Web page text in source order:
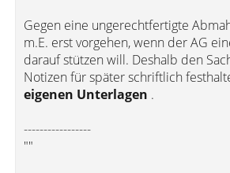
Gegen eine ungerechtfertigte
m.E. erst vorgehen, wenn der AG
darauf stützen will. Deshalb den
Notizen für später schriftlich
eigenen Unterlagen .
-----------------
""